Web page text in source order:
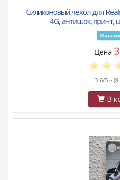
Силиконовый чехол для
4G, антишок, принт,
Цена
3.6/5 ~ (8
В